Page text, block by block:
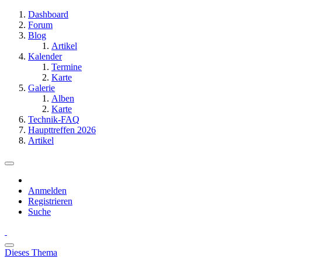
Dashboard
Forum
Blog
Artikel
Kalender
Termine
Karte
Galerie
Alben
Karte
Technik-FAQ
Haupttreffen 2026
Artikel
Anmelden
Registrieren
Suche
Dieses Thema